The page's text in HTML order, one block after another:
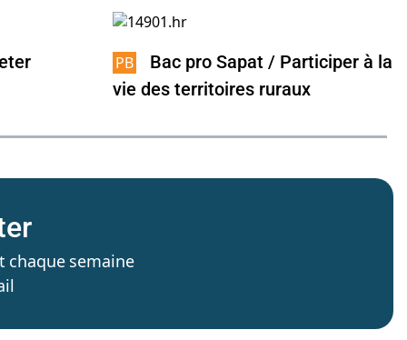
Bac pro Sapat / Participer à la
vie des territoires ruraux
chaque semaine